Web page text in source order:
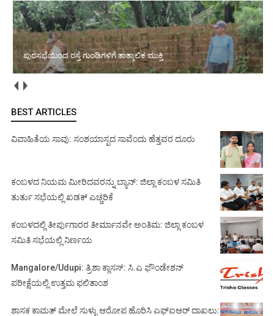
ಪುರಸಭೆಯಿಂದ ರಸ್ತೆ ಗುಂಡಿಗಳಿಗೆ ತಾತ್ಕಾಲಿಕ ಮುಕ್ತಿ
BEST ARTICLES
ವಿವಾಹಿತೆಯ ಸಾವು: ಸಂಶಯಾಸ್ಪದ ಸಾವೆಂದು ಹೆತ್ತವರ ದೂರು
ಕಂಬಳದ ನಿಯಮ ಮೀರಿದವರನ್ನು ಬ್ಯಾನ್: ಜಿಲ್ಲಾ ಕಂಬಳ ಸಮಿತಿ
ತುರ್ತು ಸಭೆಯಲ್ಲಿ ಖಡಕ್ ಎಚ್ಚರಿಕೆ
ಕಂಬಳದಲ್ಲಿ ತೀರ್ಪುಗಾರರ ತೀರ್ಮಾನವೇ ಅಂತಿಮ: ಜಿಲ್ಲಾ ಕಂಬಳ
ಸಮಿತಿ ಸಭೆಯಲ್ಲಿ ನಿರ್ಣಯ
Mangalore/Udupi: ತ್ರಿಶಾ ಕ್ಲಾಸಸ್: ಸಿ.ಎ ಫೌಂಡೇಶನ್
ಪರೀಕ್ಷೆಯಲ್ಲಿ ಉತ್ತಮ ಫಲಿತಾಂಶ
ಶಾಸಕ ಕಾಮತ್ ಮೇಲೆ ಸುಳ್ಳು ಆರೋಪ ಹೊರಿಸಿ ಎಫ್‌ಐಆರ್ ದಾಖಲು: